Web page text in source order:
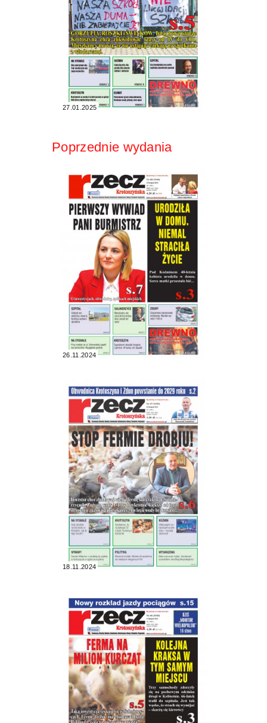
27.01.2025
Poprzednie wydania
26.11.2024
18.11.2024